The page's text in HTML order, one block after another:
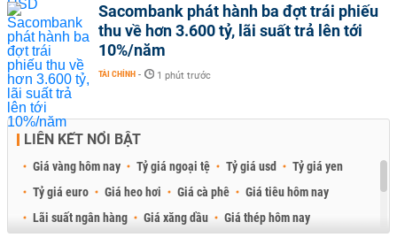
Sacombank phát hành ba đợt trái phiếu
thu về hơn 3.600 tỷ, lãi suất trả lên tới
10%/năm
TÀI CHÍNH - 1 phút trước
LIÊN KẾT NỔI BẬT
Giá vàng hôm nay Tỷ giá ngoại tệ Tỷ giá usd
Tỷ giá yen
Tỷ giá euro
Giá heo hơi Giá cà phê
Giá tiêu hôm nay
Lãi suất ngân hàng
Giá xăng dầu
Giá thép hôm nay